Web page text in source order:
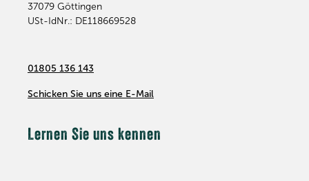
37079 Göttingen
USt-IdNr.: DE118669528
01805 136 143
Schicken Sie uns eine E-Mail
Lernen Sie uns kennen